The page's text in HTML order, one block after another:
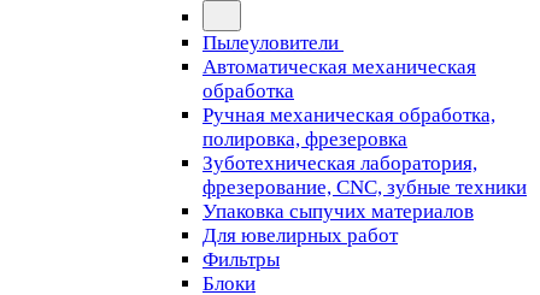
Пылеуловители
Автоматическая механическая
обработка
Ручная механическая обработка,
полировка, фрезеровка
Зуботехническая лаборатория,
фрезерование, CNC, зубные техники
Упаковка сыпучих материалов
Для ювелирных работ
Фильтры
Блоки